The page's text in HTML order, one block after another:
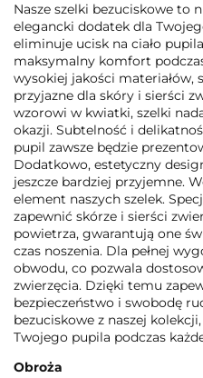
Nasze szelki bezuciskowe to
elegancki dodatek dla
eliminuje ucisk na ciało
maksymalny komfort
wysokiej jakości materiałów,
przyjazne dla skóry i sierści
wzorowi w kwiatki, szelki
okazji. Subtelność i
pupil zawsze będzie
Dodatkowo, estetyczny
jeszcze bardziej przyjemne.
element naszych szelek.
zapewnić skórze i sierści
powietrza, gwarantują one
czas noszenia. Dla pełnej
obwodu, co pozwala
zwierzęcia. Dzięki temu
bezpieczeństwo i swobodę
bezuciskowe z naszej
Twojego pupila podczas
Obroża